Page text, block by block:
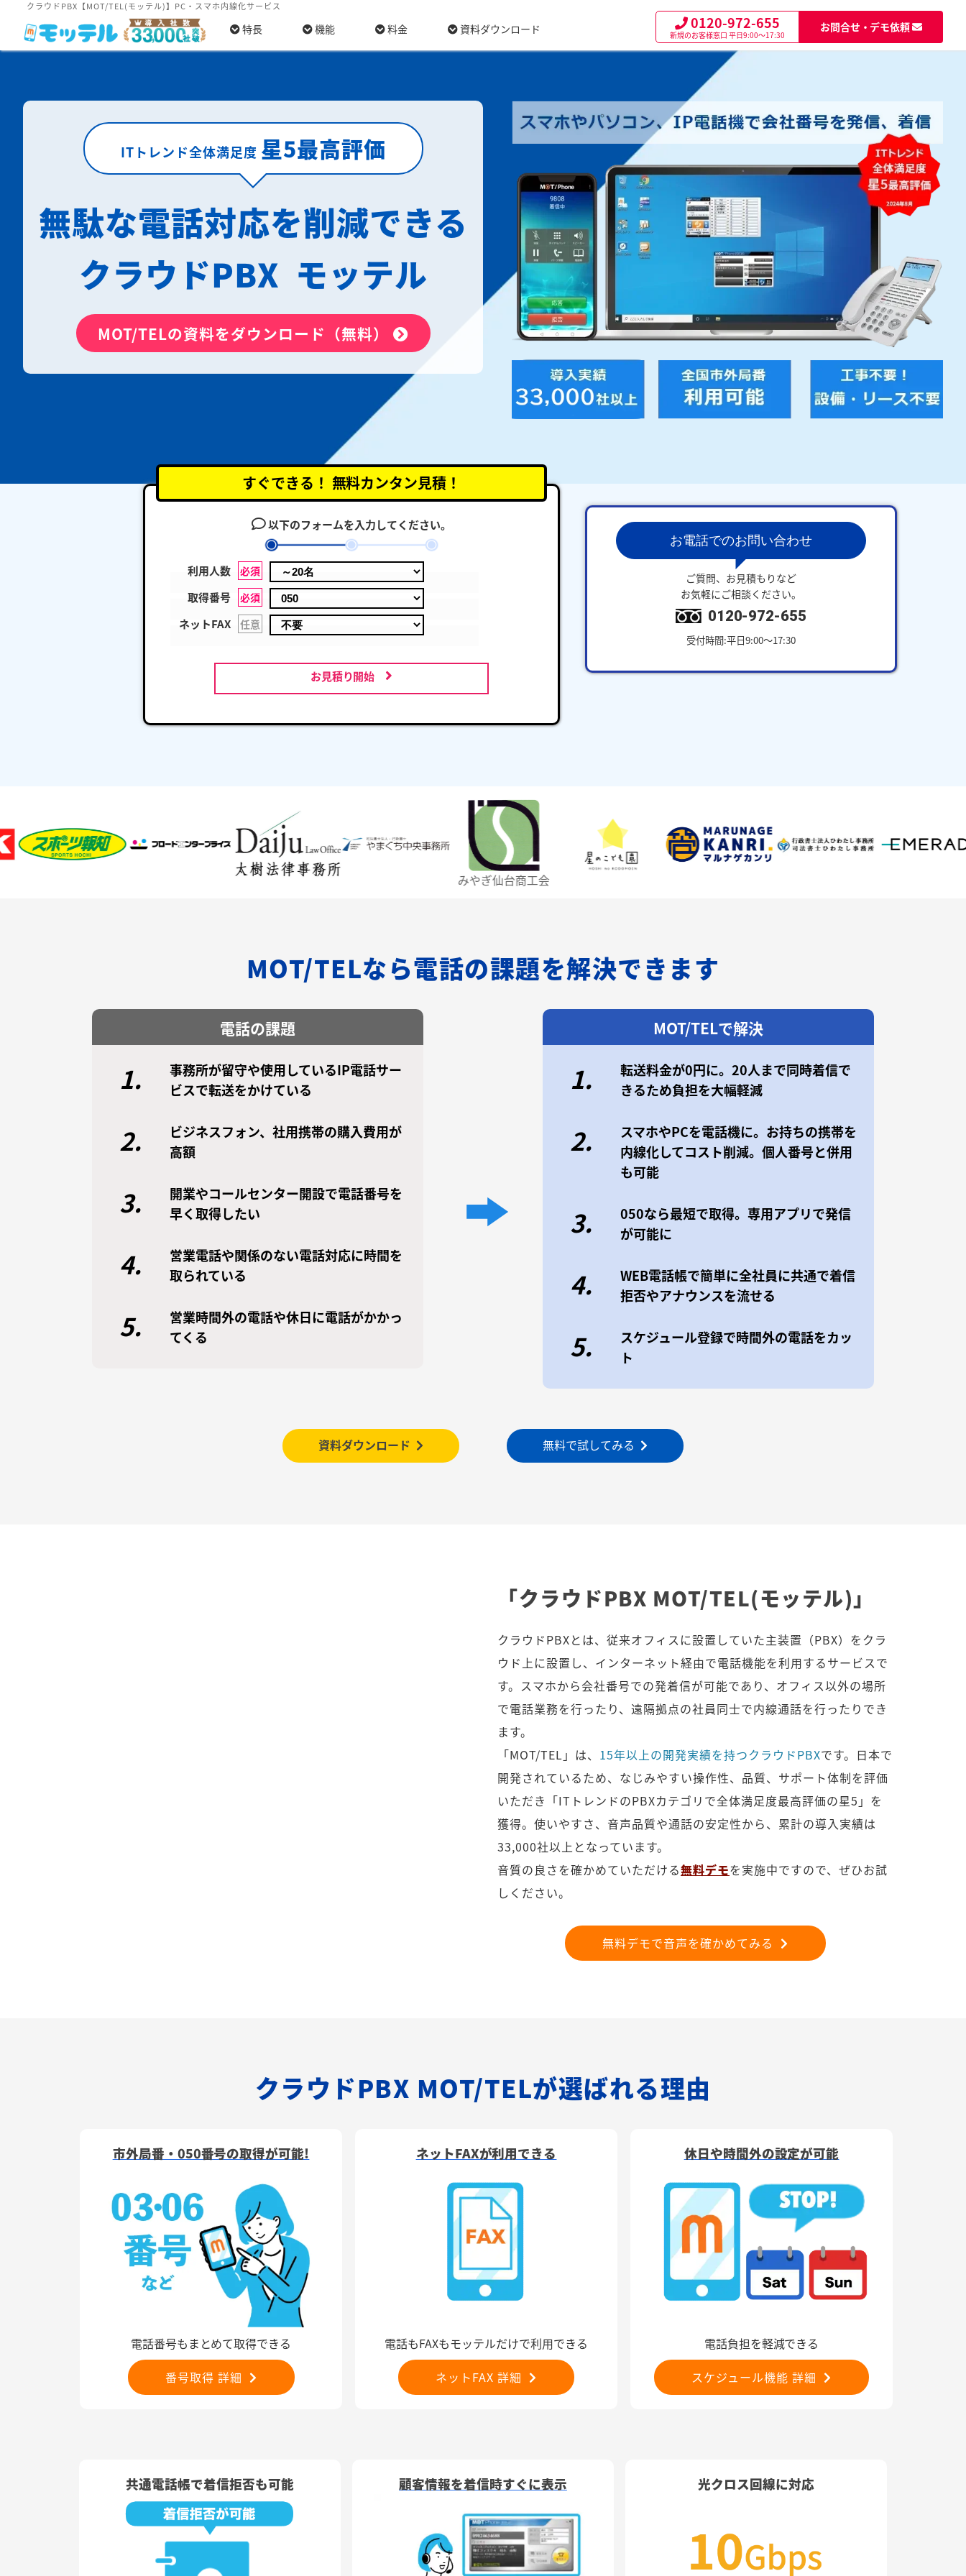
クラウドPBX【MOT/TEL(モッテル)】PC・スマホ内線化サービス
特長 機能 料金 資料ダウンロード 0120-972-655
新規のお客様窓口 平日9:00～17:30
お問合せ・デモ依頼
ITトレンド全体満足度 星5最高評価
無駄な電話対応を削減できる
クラウドPBX モッテル
MOT/TELの資料をダウンロード（無料）
すぐできる！ 無料カンタン見積！
以下のフォームを入力してください。
利用人数 必須
取得番号 必須
ネットFAX 任意
お見積り開始
お電話でのお問い合わせ
ご質問、お見積もりなど
お気軽にご相談ください。
0120-972-655
受付時間:平日9:00～17:30
みやぎ仙台商工会
MOT/TELなら電話の課題を解決できます
電話の課題
1.
事務所が留守や使用しているIP電話サー
ビスで転送をかけている
2.
ビジネスフォン、社用携帯の購入費用が
高額
3.
開業やコールセンター開設で電話番号を
早く取得したい
4.
営業電話や関係のない電話対応に時間を
取られている
5.
営業時間外の電話や休日に電話がかかっ
てくる
MOT/TELで解決
1.
転送料金が0円に。20人まで同時着信で
きるため負担を大幅軽減
2.
スマホやPCを電話機に。お持ちの携帯を
内線化してコスト削減。個人番号と併用
も可能
3.
050なら最短で取得。専用アプリで発信
が可能に
4.
WEB電話帳で簡単に全社員に共通で着信
拒否やアナウンスを流せる
5.
スケジュール登録で時間外の電話をカッ
ト
無料で試してみる
資料ダウンロード
「クラウドPBX MOT/TEL(モッテル)」
クラウドPBXとは、従来オフィスに設置していた主装置（PBX）をクラ
ウド上に設置し、インターネット経由で電話機能を利用するサービスで
す。スマホから会社番号での発着信が可能であり、オフィス以外の場所
で電話業務を行ったり、遠隔拠点の社員同士で内線通話を行ったりでき
ます。
「MOT/TEL」は、 15年以上の開発実績を持つクラウドPBXです。日本で
開発されているため、なじみやすい操作性、品質、サポート体制を評価
いただき「ITトレンドのPBXカテゴリで全体満足度最高評価の星5」を
獲得。使いやすさ、音声品質や通話の安定性から、累計の導入実績は
33,000社以上となっています。
音質の良さを確かめていただける無料デモを実施中ですので、ぜひお試
しください。
無料デモで音声を確かめてみる
クラウドPBX MOT/TELが選ばれる理由
市外局番・050番号の取得が可能!
電話番号もまとめて取得できる
番号取得 詳細
ネットFAXが利用できる
電話もFAXもモッテルだけで利用できる
ネットFAX 詳細
休日や時間外の設定が可能
電話負担を軽減できる
スケジュール機能 詳細
共通電話帳で着信拒否も可能 顧客情報を着信時すぐに表示 光クロス回線に対応